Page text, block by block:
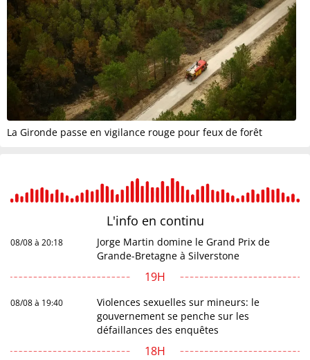
La Gironde passe en vigilance rouge pour feux de forêt
L'info en continu
08/08 à 20:18
Jorge Martin domine le Grand Prix de
Grande-Bretagne à Silverstone
19H
08/08 à 19:40
Violences sexuelles sur mineurs: le
gouvernement se penche sur les
défaillances des enquêtes
18H